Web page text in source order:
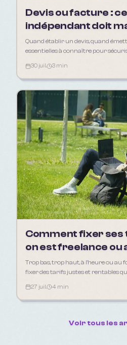
Devis ou facture :
indépendant doit
Quand établir un devis, quand
essentielles à connaître pour
30 juil. 3 min
Comment fixer ses
on est freelance ou
Trop bas, trop haut, à l'heure ou au
fixer des tarifs justes et rentables
27 juil. 4 min
Voir tous les